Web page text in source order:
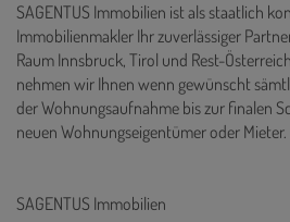
SAGENTUS Immobilien ist als staatlich
Immobilienmakler Ihr zuverlässiger
Raum Innsbruck, Tirol und Rest-
nehmen wir Ihnen wenn gewünscht
der Wohnungsaufnahme bis zur finalen
neuen Wohnungseigentümer oder Mieter.
SAGENTUS Immobilien